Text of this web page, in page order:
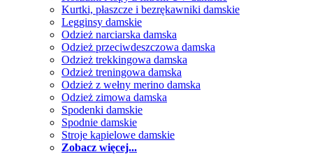
Kurtki, płaszcze i bezrękawniki damskie
Legginsy damskie
Odzież narciarska damska
Odzież przeciwdeszczowa damska
Odzież trekkingowa damska
Odzież treningowa damska
Odzież z wełny merino damska
Odzież zimowa damska
Spodenki damskie
Spodnie damskie
Stroje kąpielowe damskie
Zobacz więcej...